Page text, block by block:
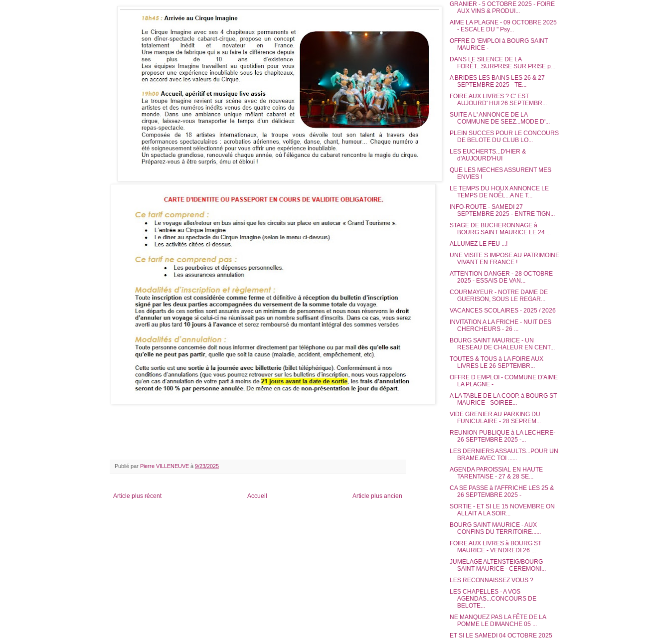
Publié par Pierre VILLENEUVE à 9/23/2025
Article plus récent Article plus ancien
Accueil
GRANIER - 5 OCTOBRE 2025 - FOIRE
AUX VINS & PRODUI...
AIME LA PLAGNE - 09 OCTOBRE 2025
- ESCALE DU " Psy...
OFFRE D 'EMPLOI à BOURG SAINT
MAURICE -
DANS LE SILENCE DE LA
FORÊT...SURPRISE SUR PRISE p...
A BRIDES LES BAINS LES 26 & 27
SEPTEMBRE 2025 - TE...
FOIRE AUX LIVRES ? C' EST
AUJOURD' HUI 26 SEPTEMBR...
SUITE A L' ANNONCE DE LA
COMMUNE DE SEEZ...MODE D'...
PLEIN SUCCES POUR LE CONCOURS
DE BELOTE DU CLUB LO...
LES EUCHERTS...D'HIER &
d'AUJOURD'HUI
QUE LES MECHES ASSURENT MES
ENVIES !
LE TEMPS DU HOUX ANNONCE LE
TEMPS DE NOÊL...A NE T...
INFO-ROUTE - SAMEDI 27
SEPTEMBRE 2025 - ENTRE TIGN...
STAGE DE BUCHERONNAGE à
BOURG SAINT MAURICE LE 24 ...
ALLUMEZ LE FEU ...!
UNE VISITE S IMPOSE AU PATRIMOINE
VIVANT EN FRANCE !
ATTENTION DANGER - 28 OCTOBRE
2025 - ESSAIS DE VAN...
COURMAYEUR - NOTRE DAME DE
GUERISON, SOUS LE REGAR...
VACANCES SCOLAIRES - 2025 / 2026
INVITATION A LA FRICHE - NUIT DES
CHERCHEURS - 26 ...
BOURG SAINT MAURICE - UN
RESEAU DE CHALEUR EN CENT...
TOUTES & TOUS à LA FOIRE AUX
LIVRES LE 26 SEPTEMBR...
OFFRE D EMPLOI - COMMUNE D'AIME
LA PLAGNE -
A LA TABLE DE LA COOP. à BOURG ST
MAURICE - SOIREE...
VIDE GRENIER AU PARKING DU
FUNICULAIRE - 28 SEPREM...
REUNION PUBLIQUE à LA LECHERE-
26 SEPTEMBRE 2025 -...
LES DERNIERS ASSAULTS...POUR UN
BRAME AVEC TOI ......
AGENDA PAROISSIAL EN HAUTE
TARENTAISE - 27 & 28 SE...
CA SE PASSE à l'AFFRICHE LES 25 &
26 SEPTEMBRE 2025 -
SORTIE - ET SI LE 15 NOVEMBRE ON
ALLAIT A LA SOIR...
BOURG SAINT MAURICE - AUX
CONFINS DU TERRITOIRE......
FOIRE AUX LIVRES à BOURG ST
MAURICE - VENDREDI 26 ...
JUMELAGE ALTENSTEIG/BOURG
SAINT MAURICE - CEREMONI...
LES RECONNAISSEZ VOUS ?
LES CHAPELLES - A VOS
AGENDAS...CONCOURS DE
BELOTE...
NE MANQUEZ PAS LA FÊTE DE LA
POMME LE DIMANCHE 05 ...
ET SI LE SAMEDI 04 OCTOBRE 2025